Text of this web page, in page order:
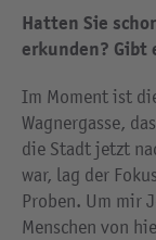
Hatten Sie
erkunden? Gibt
Im Moment ist
Wagnergasse,
die Stadt jetzt
war, lag der
Proben. Um mir
Menschen von